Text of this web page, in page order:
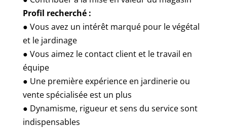
Profil recherché :
● Vous avez un intérêt marqué pour le végétal
et le jardinage
● Vous aimez le contact client et le travail en
équipe
● Une première expérience en jardinerie ou
vente spécialisée est un plus
● Dynamisme, rigueur et sens du service sont
indispensables